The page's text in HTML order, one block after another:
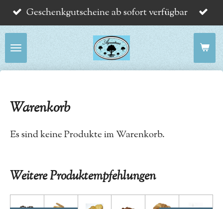
Zum
Hauptinhalt
springen
Geschenkgutscheine ab sofort verfügbar
Warenkorb
Es sind keine Produkte im Warenkorb.
Weitere Produktempfehlungen